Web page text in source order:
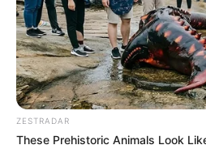
ZESTRADAR
These Prehistoric Animals Look